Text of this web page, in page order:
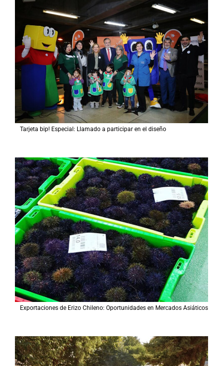
Tarjeta bip! Especial: Llamado a participar en el diseño
Exportaciones de Erizo Chileno: Oportunidades en Mercados Asiáticos